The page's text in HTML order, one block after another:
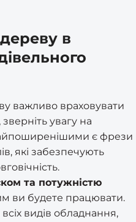
в
важливо враховувати
увагу на
є фрези
які забезпечують
та потужністю
ви будете працювати.
видів обладнання,